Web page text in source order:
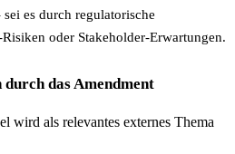
es durch regulatorische
oder Stakeholder-Erwartungen.
das Amendment
wird als relevantes externes Thema